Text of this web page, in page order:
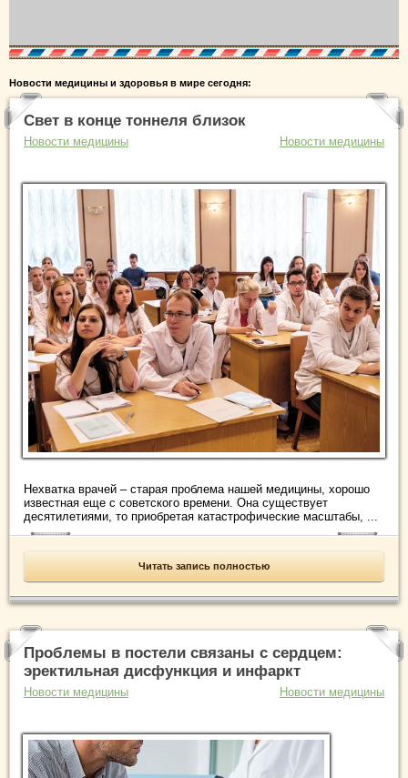
Новости медицины и здоровья в мире сегодня:
Свет в конце тоннеля близок
Новости медицины Новости медицины
Нехватка врачей – старая проблема нашей медицины, хорошо
известная еще с советского времени. Она существует
десятилетиями, то приобретая катастрофические масштабы, ...
Читать запись полностью
Проблемы в постели связаны с сердцем:
эректильная дисфункция и инфаркт
Новости медицины Новости медицины